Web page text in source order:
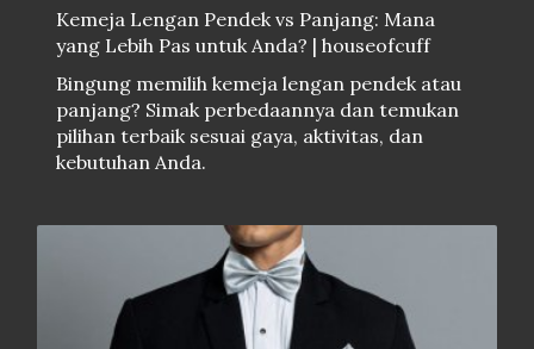
Kemeja Lengan Pendek vs Panjang: Mana
yang Lebih Pas untuk Anda? | houseofcuff
Bingung memilih kemeja lengan pendek atau
panjang? Simak perbedaannya dan temukan
pilihan terbaik sesuai gaya, aktivitas, dan
kebutuhan Anda.